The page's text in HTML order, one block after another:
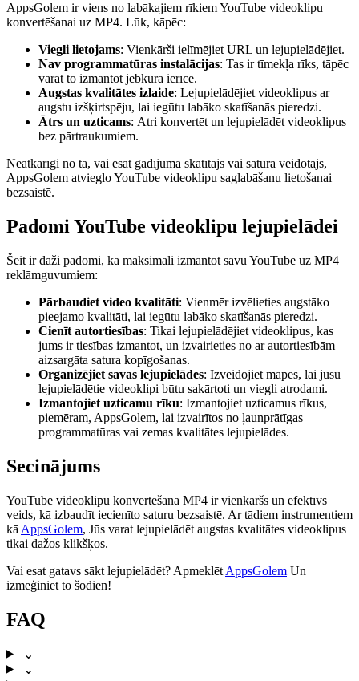
AppsGolem ir viens no labākajiem rīkiem YouTube videoklipu
konvertēšanai uz MP4. Lūk, kāpēc:
Viegli lietojams: Vienkārši ielīmējiet URL un lejupielādējiet.
Nav programmatūras instalācijas: Tas ir tīmekļa rīks, tāpēc
varat to izmantot jebkurā ierīcē.
Augstas kvalitātes izlaide: Lejupielādējiet videoklipus ar
augstu izšķirtspēju, lai iegūtu labāko skatīšanās pieredzi.
Ātrs un uzticams: Ātri konvertēt un lejupielādēt videoklipus
bez pārtraukumiem.
Neatkarīgi no tā, vai esat gadījuma skatītājs vai satura veidotājs,
AppsGolem atvieglo YouTube videoklipu saglabāšanu lietošanai
bezsaistē.
Padomi YouTube videoklipu lejupielādei
Šeit ir daži padomi, kā maksimāli izmantot savu YouTube uz MP4
reklāmguvumiem:
Pārbaudiet video kvalitāti: Vienmēr izvēlieties augstāko
pieejamo kvalitāti, lai iegūtu labāko skatīšanās pieredzi.
Cienīt autortiesības: Tikai lejupielādējiet videoklipus, kas
jums ir tiesības izmantot, un izvairieties no ar autortiesībām
aizsargāta satura kopīgošanas.
Organizējiet savas lejupielādes: Izveidojiet mapes, lai jūsu
lejupielādētie videoklipi būtu sakārtoti un viegli atrodami.
Izmantojiet uzticamu rīku: Izmantojiet uzticamus rīkus,
piemēram, AppsGolem, lai izvairītos no ļaunprātīgas
programmatūras vai zemas kvalitātes lejupielādes.
Secinājums
YouTube videoklipu konvertēšana MP4 ir vienkāršs un efektīvs
veids, kā izbaudīt iecienīto saturu bezsaistē. Ar tādiem instrumentiem
kā AppsGolem, Jūs varat lejupielādēt augstas kvalitātes videoklipus
tikai dažos klikšķos.
Vai esat gatavs sākt lejupielādēt? Apmeklēt AppsGolem Un
izmēģiniet to šodien!
FAQ
⌄
⌄